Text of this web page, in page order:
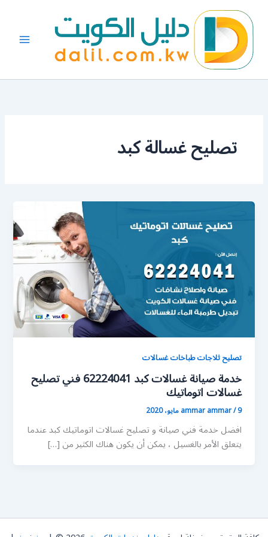
المحتوى
تصليح غسالة كبد
تصليح ثلاجات طباخات غسالات
خدمة صيانة غسالات كبد 62224041 فني تصليح
غسالات اتوماتيك
ammar ammar/9 مايو، 2020
افضل خدمة فني صيانة و تصليح غسالات اتوماتيك كبد عندما
يتعلق الأمر بالغسيل ، يمكن أن يكون هناك الكثير من […]